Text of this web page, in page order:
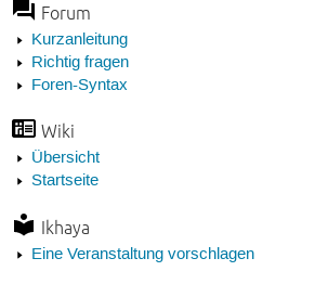
Forum
Kurzanleitung
Richtig fragen
Foren-Syntax
Wiki
Übersicht
Startseite
Ikhaya
Eine Veranstaltung vorschlagen